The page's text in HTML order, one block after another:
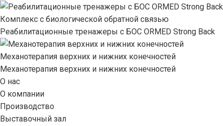
Комплекс с биологической обратной связью
Реабилитационные тренажеры с БОС ORMED Strong Back
Механотерапия верхних и нижних конечностей
Механотерапия верхних и нижних конечностей
О нас
О компании
Производство
Выставочный зал